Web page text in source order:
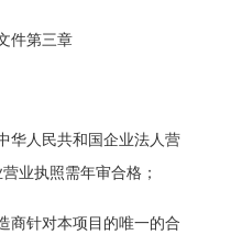
件第三章
华人民共和国企业法人营
业执照需年审合格；
商针对本项目的唯一的合